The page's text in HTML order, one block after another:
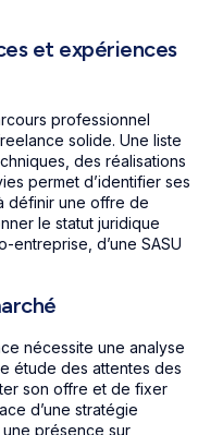
et expériences
professionnel
solide. Une liste
des réalisations
permet d’identifier ses
définir une offre de
le statut juridique
entreprise, d’une SASU
nécessite une analyse
étude des attentes des
son offre et de fixer
d’une stratégie
présence sur